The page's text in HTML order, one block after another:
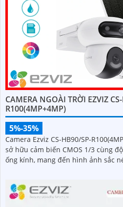
CAMERA NGOÀI TRỜI EZVIZ
R100(4MP+4MP)
5%-35%
Camera Ezviz CS-HB90/SP-
sở hữu cảm biến CMOS 1/3 cùng